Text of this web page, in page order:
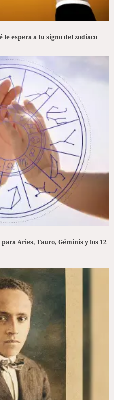
le espera a tu signo del zodiaco
Aries, Tauro, Géminis y los 12